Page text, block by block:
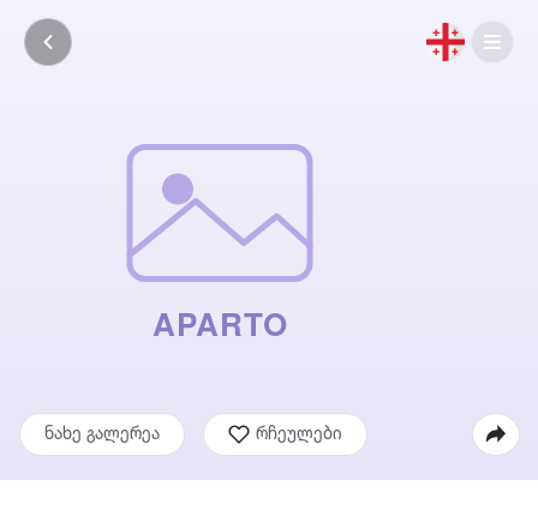
ნახე გალერეა რჩეულები